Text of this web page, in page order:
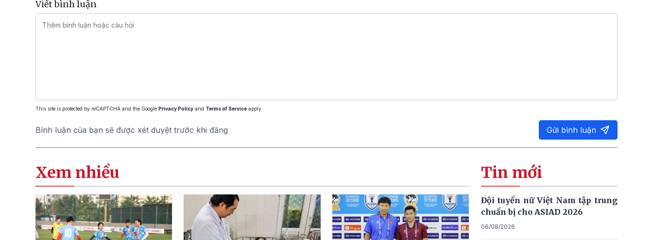
Viết bình luận
This site is protected by reCAPTCHA and the Google Privacy Policy and Terms of Service apply.
Bình luận của bạn sẽ được xét duyệt trước khi đăng Gửi bình luận
Xem nhiều Tin mới
Đội tuyển nữ Việt Nam tập trung
chuẩn bị cho ASIAD 2026
06/08/2026